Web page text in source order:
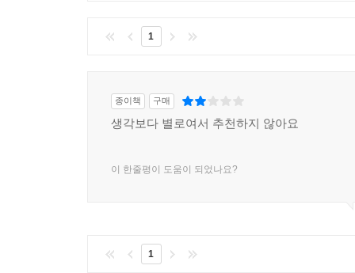
1
종이책 구매
생각보다 별로여서 추천하지 않아요
이 한줄평이 도움이 되었나요?
1